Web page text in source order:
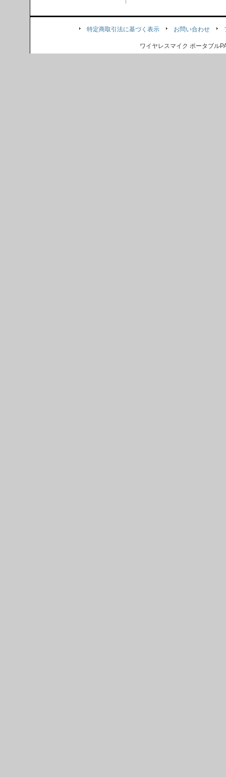
特定商取引法に基づく表示 お問い合わせ
ワイヤレスマイク ポータブル